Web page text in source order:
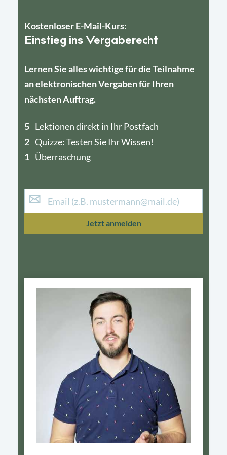
Kostenloser E-Mail-Kurs:
Einstieg ins Vergaberecht
Lernen Sie alles wichtige für die Teilnahme
an elektronischen Vergaben für Ihren
nächsten Auftrag.
5 Lektionen direkt in Ihr Postfach
2 Quizze: Testen Sie Ihr Wissen!
1 Überraschung
4
1
Jetzt anmelden